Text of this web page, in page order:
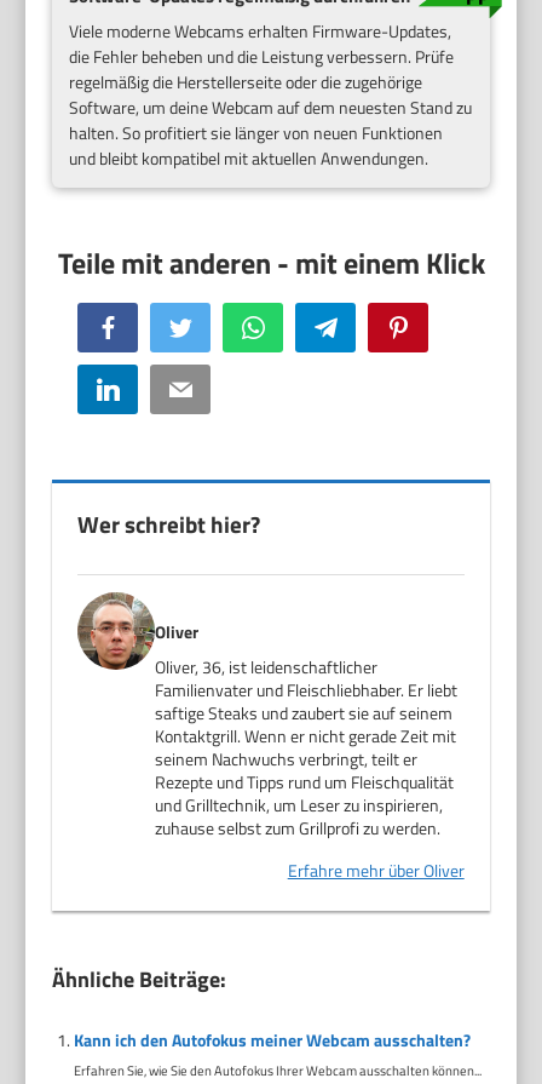
Viele moderne Webcams erhalten Firmware-Updates,
die Fehler beheben und die Leistung verbessern. Prüfe
regelmäßig die Herstellerseite oder die zugehörige
Software, um deine Webcam auf dem neuesten Stand zu
halten. So profitiert sie länger von neuen Funktionen
und bleibt kompatibel mit aktuellen Anwendungen.
Facebook Twitter WhatsApp Telegram
LinkedIn Email
Wer schreibt hier?
Oliver
Oliver, 36, ist leidenschaftlicher
Familienvater und Fleischliebhaber. Er liebt
saftige Steaks und zaubert sie auf seinem
Kontaktgrill. Wenn er nicht gerade Zeit mit
seinem Nachwuchs verbringt, teilt er
Rezepte und Tipps rund um Fleischqualität
und Grilltechnik, um Leser zu inspirieren,
zuhause selbst zum Grillprofi zu werden.
Erfahre mehr über Oliver
Ähnliche Beiträge:
Kann ich den Autofokus meiner Webcam ausschalten?
Erfahren Sie, wie Sie den Autofokus Ihrer Webcam ausschalten können...